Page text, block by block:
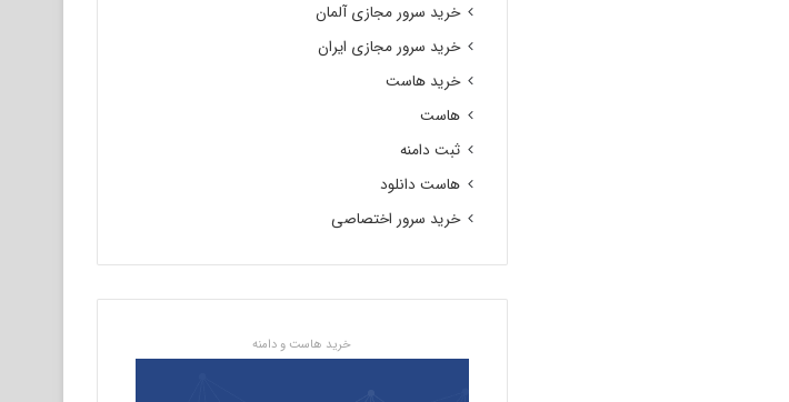
خرید سرور مجازی آلمان
خرید سرور مجازی ایران
خرید هاست
هاست
ثبت دامنه
هاست دانلود
خرید سرور اختصاصی
خرید هاست و دامنه